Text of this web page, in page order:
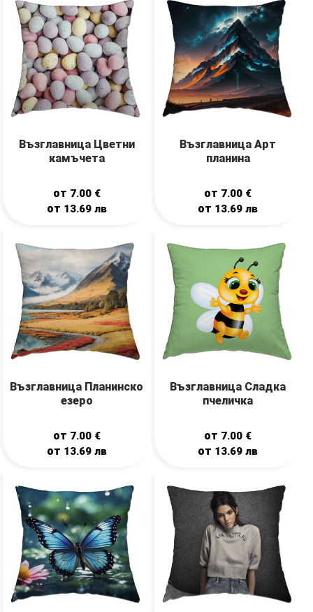
Възглавница Цветни
камъчета
от 7.00 €
от 13.69 лв
Възглавница Арт
планина
от 7.00 €
от 13.69лв
Възглавница Планинско
езеро
от 7.00 €
от 13.69 лв
Възглавница Сладка
пчеличка
от 7.00 €
от 13.69лв